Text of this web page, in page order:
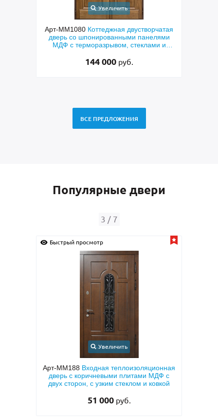
Увеличить
Арт-ММ1080 Коттеджная двустворчатая
дверь со шпонированными панелями
МДФ с терморазрывом, стеклами и
144 000 руб.
ВСЕ ПРЕДЛОЖЕНИЯ
Популярные двери
4 / 7
Быстрый просмотр
Увеличить
Арт-ММ188 Входная теплоизоляционная
дверь с коричневыми плитами МДФ с
двух сторон, с узким стеклом и ковкой
51 000 руб.